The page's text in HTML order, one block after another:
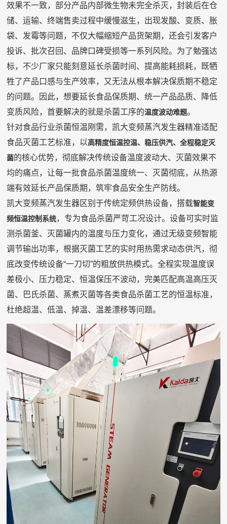
效果不一致，部分产品内部微生物未完全杀灭，封装后在仓
储、运输、终端售卖过程中缓慢滋生，出现发酸、变质、胀
袋、发霉等问题，不仅大幅缩短产品货架期，还会引发客户
投诉、批次召回、品牌口碑受损等一系列风险。为了勉强达
标，不少厂家只能刻意延长杀菌时间、提高能耗损耗，既牺
牲了产品口感与生产效率，又无法从根本解决保质期不稳定
的问题。因此，想要延长食品保质期、统一产品品质、降低
变质风险，首要解决的就是杀菌工序的温度波动难题。
针对食品行业杀菌恒温刚需，凯大变频蒸汽发生器精准适配
食品灭菌工艺标准，以高精度恒温控温、稳压供汽、全程稳定灭
菌的核心优势，彻底解决传统设备温度波动大、灭菌效果不
均的痛点，让每一批食品杀菌温度统一、灭菌彻底，从热源
端有效延长产品保质期，筑牢食品安全生产防线。
凯大变频蒸汽发生器区别于传统定频供热设备，搭载智能变
频恒温控制系统，专为食品杀菌严苛工况设计。设备可实时监
测杀菌釜、灭菌罐内的温度与压力变化，通过无级变频智能
调节输出功率，根据灭菌工艺的实时用热需求动态供汽，彻
底改变传统设备“一刀切”的粗放供热模式。全程实现温度误
差极小、压力稳定、恒温保压不波动，完美匹配高温高压灭
菌、巴氏杀菌、蒸煮灭菌等各类食品杀菌工艺的恒温标准，
杜绝超温、低温、掉温、温差漂移等问题。